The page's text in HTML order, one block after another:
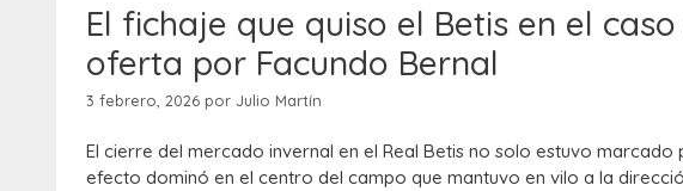
El fichaje que quiso el Betis en el
oferta por Facundo Bernal
3 febrero, 2026 por Julio Martín
El cierre del mercado invernal en el Real Betis no solo estuvo marcado
efecto dominó en el centro del campo que mantuvo en vilo a la